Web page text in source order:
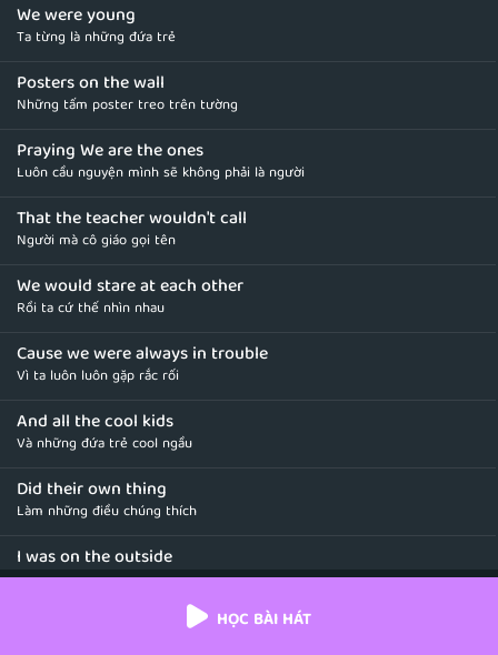
We were young
Ta từng là những đứa trẻ
Posters on the wall
Những tấm poster treo trên tường
Praying We are the ones
Luôn cầu nguyện mình sẽ không phải là người
That the teacher wouldn′t call
Người mà cô giáo gọi tên
We would stare at each other
Rồi ta cứ thế nhìn nhau
Cause we were always in trouble
Vì ta luôn luôn gặp rắc rối
And all the cool kids
Và những đứa trẻ cool ngầu
Did their own thing
Làm những điều chúng thích
I was on the outside
Em hay đứng ở ngoài kia
HỌC BÀI HÁT